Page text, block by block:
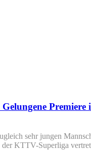
Premiere
sehr jungen
KTTV-Superliga